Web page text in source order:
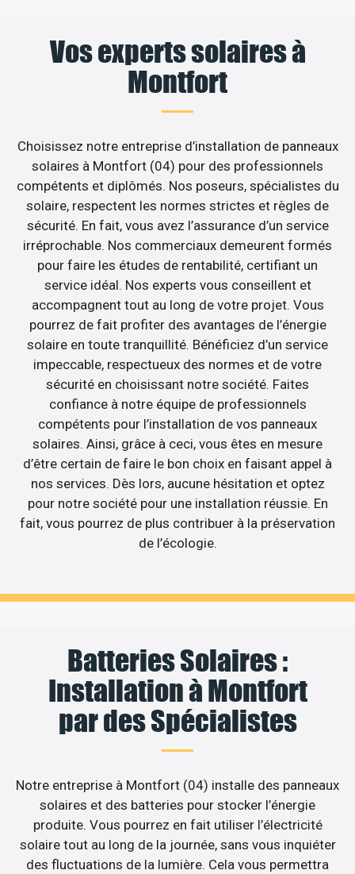
Vos experts solaires à
Montfort
Choisissez notre entreprise d’installation de panneaux
solaires à Montfort (04) pour des professionnels
compétents et diplômés. Nos poseurs, spécialistes du
solaire, respectent les normes strictes et règles de
sécurité. En fait, vous avez l’assurance d’un service
irréprochable. Nos commerciaux demeurent formés
pour faire les études de rentabilité, certifiant un
service idéal. Nos experts vous conseillent et
accompagnent tout au long de votre projet. Vous
pourrez de fait profiter des avantages de l’énergie
solaire en toute tranquillité. Bénéficiez d’un service
impeccable, respectueux des normes et de votre
sécurité en choisissant notre société. Faites
confiance à notre équipe de professionnels
compétents pour l’installation de vos panneaux
solaires. Ainsi, grâce à ceci, vous êtes en mesure
d’être certain de faire le bon choix en faisant appel à
nos services. Dès lors, aucune hésitation et optez
pour notre société pour une installation réussie. En
fait, vous pourrez de plus contribuer à la préservation
de l’écologie.
Batteries Solaires :
Installation à Montfort
par des Spécialistes
Notre entreprise à Montfort (04) installe des panneaux
solaires et des batteries pour stocker l’énergie
produite. Vous pourrez en fait utiliser l’électricité
solaire tout au long de la journée, sans vous inquiéter
des fluctuations de la lumière. Cela vous permettra